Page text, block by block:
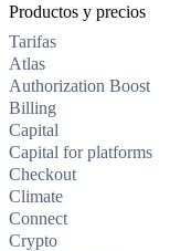
Productos y precios
Tarifas
Atlas
Authorization Boost
Billing
Capital
Capital for platforms
Checkout
Climate
Connect
Crypto